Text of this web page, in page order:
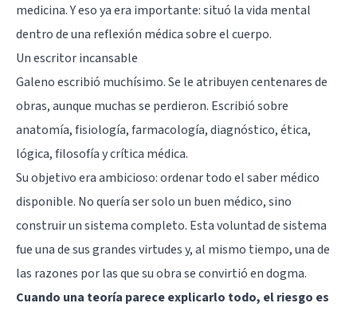
medicina. Y eso ya era importante: situó la vida mental
dentro de una reflexión médica sobre el cuerpo.
Un escritor incansable
Galeno escribió muchísimo. Se le atribuyen centenares de
obras, aunque muchas se perdieron. Escribió sobre
anatomía, fisiología, farmacología, diagnóstico, ética,
lógica, filosofía y crítica médica.
Su objetivo era ambicioso: ordenar todo el saber médico
disponible. No quería ser solo un buen médico, sino
construir un sistema completo. Esta voluntad de sistema
fue una de sus grandes virtudes y, al mismo tiempo, una de
las razones por las que su obra se convirtió en dogma.
Cuando una teoría parece explicarlo todo, el riesgo es